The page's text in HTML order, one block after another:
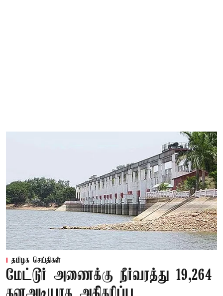
தமிழக செய்திகள்
மேட்டூர் அணைக்கு நீர்வரத்து 19,264